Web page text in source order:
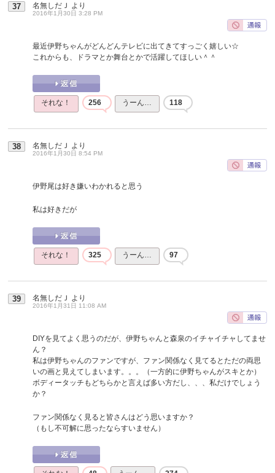
37 名無しだＪ より
2016年1月30日 3:28 PM
最近伊野ちゃんがどんどんテレビに出てきてすっごく嬉しい☆
これからも、ドラマとか舞台とかで活躍してほしい＾＾
それな！ 256 うーん… 118
38 名無しだＪ より
2016年1月30日 8:54 PM
伊野尾は好き嫌いわかれると思う
私は好きだが
それな！ 325 うーん… 97
39 名無しだＪ より
2016年1月31日 11:08 AM
DIYを見てよく思うのだが、伊野ちゃんと森泉のイチャイチャしてませ
ん？
私は伊野ちゃんのファンですが、ファン関係なく見てるとただの両思
いの画と見えてしまいます。。。（一方的に伊野ちゃんがスキとか）
ボディータッチもどちらかと言えば多い方だし、、、私だけでしょう
か？
ファン関係なく見ると皆さんはどう思いますか？
（もし不可解に思ったならすいません）